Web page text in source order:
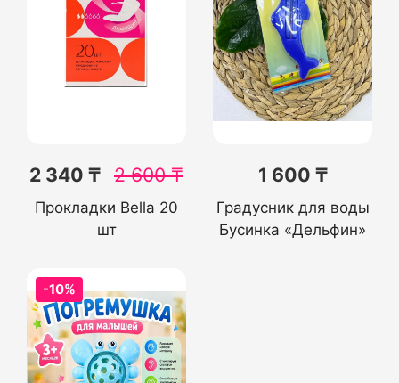
2 340 ₸ 2 600₸
Прокладки Bella 20
шт
1 600 ₸
Градусник для воды
Бусинка «Дельфин»
-10%